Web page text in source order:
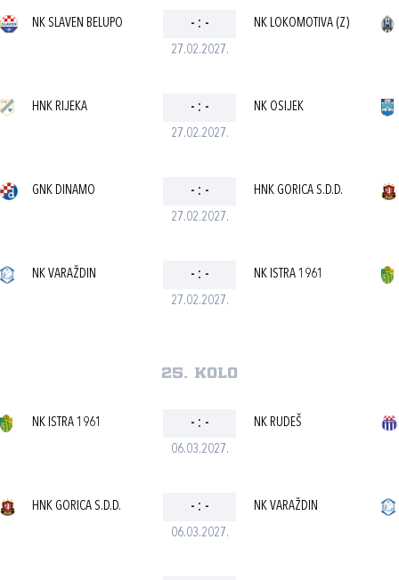
27.02.2027.
NK SLAVEN BELUPO - : - NK LOKOMOTIVA (Z)
27.02.2027.
HNK RIJEKA - : - NK OSIJEK
27.02.2027.
GNK DINAMO - : - HNK GORICA S.D.D.
27.02.2027.
NK VARAŽDIN - : - NK ISTRA 1961
25. kolo
06.03.2027.
NK ISTRA 1961 - : - NK RUDEŠ
06.03.2027.
HNK GORICA S.D.D. - : - NK VARAŽDIN